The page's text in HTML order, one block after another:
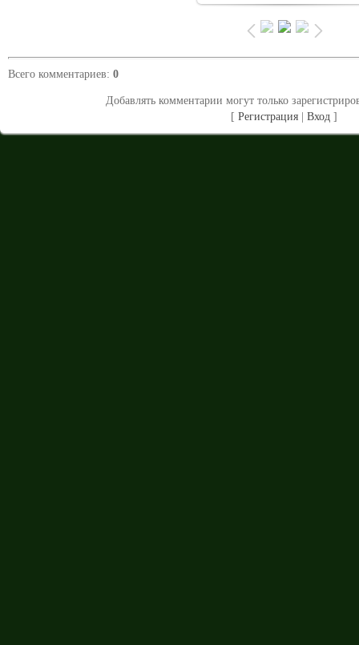
Всего комментариев: 0
Добавлять комментарии могут только
[Регистрация |Вход ]